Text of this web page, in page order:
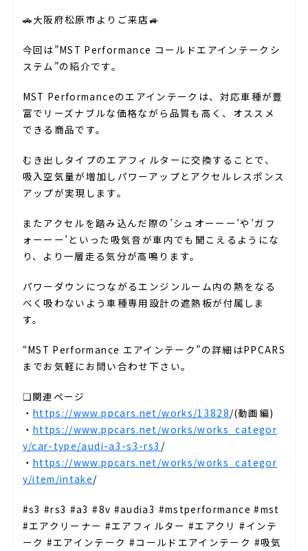
🚗大阪府松原市よりご来店🚙
今回は”MST Performance コールドエアインテークシ
ステム”の紹介です。
MST Performanceのエアインテークは、対応車種が豊
富でリーズナブルな価格ながら品質も高く、オススメ
できる商品です。
むき出しタイプのエアフィルターに交換することで、
吸入空気量が増加しパワーアップとアクセルレスポンス
アップが実現します。
またアクセルを踏み込んだ際の’シュオーーー’や’ガフ
ォーーー’といった吸気音が車内でも聞こえるようにな
り、より一層走る気分が高鳴ります。
パワーダウンにつながるエンジンルーム内の熱をなる
べく吸わないよう車種専用設計の遮熱板が付属しま
す。
“MST Performance エアインテーク”の詳細はPPCARS
までお気軽にお問い合わせ下さい。
❏関連ページ
・ https://www.ppcars.net/works/13828/(動画編)
・ https://www.ppcars.net/works/works_categor
y/car-type/audi-a3-s3-rs3 /
・ https://www.ppcars.net/works/works_categor
y/item/intake/
#s3 #rs3 #a3 #8v #audia3 #mstperformance #mst
#エアクリーナー #エアフィルター #エアクリ #インテ
ーク #エアインテーク #コールドエアインテーク #吸気